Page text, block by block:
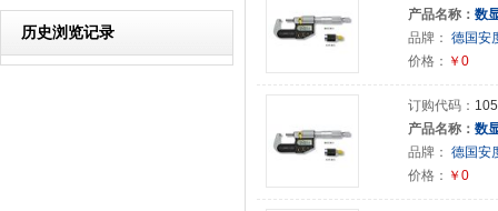
历史浏览记录
产品名称： 数
品牌： 德国安
价格： ￥0
订购代码：
产品名称： 数
品牌： 德国安
价格： ￥0